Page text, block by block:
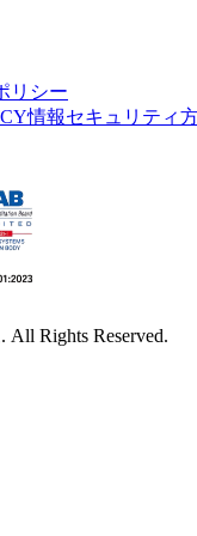
リシー
情報セキュリティ
Rights Reserved.